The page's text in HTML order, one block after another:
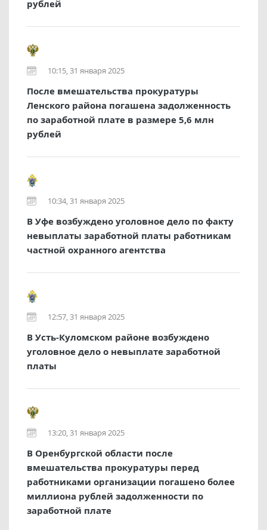
рублей
10:15, 31 января 2025
После вмешательства прокуратуры
Ленского района погашена задолженность
по заработной плате в размере 5,6 млн
рублей
10:34, 31 января 2025
В Уфе возбуждено уголовное дело по факту
невыплаты заработной платы работникам
частной охранного агентства
12:57, 31 января 2025
В Усть-Куломском районе возбуждено
уголовное дело о невыплате заработной
платы
13:20, 31 января 2025
В Оренбургской области после
вмешательства прокуратуры перед
работниками организации погашено более
миллиона рублей задолженности по
заработной плате